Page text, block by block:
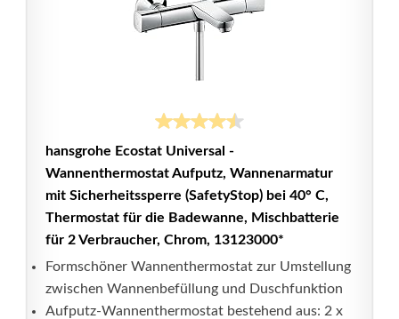
hansgrohe Ecostat Universal -
Wannenthermostat Aufputz, Wannenarmatur
mit Sicherheitssperre (SafetyStop) bei 40° C,
Thermostat für die Badewanne, Mischbatterie
für 2 Verbraucher, Chrom, 13123000*
Formschöner Wannenthermostat zur Umstellung
zwischen Wannenbefüllung und Duschfunktion
Aufputz-Wannenthermostat bestehend aus: 2 x